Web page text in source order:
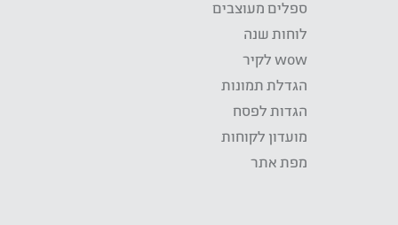
ספלים מעוצבים
לוחות שנה
wow לקיר
הגדלת תמונות
הגדות לפסח
מועדון לקוחות
מפת אתר